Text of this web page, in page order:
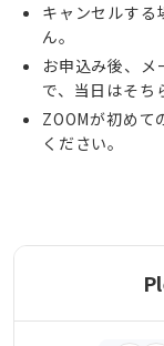
キャンセルする
ん。
お申込み後、
で、当日はそち
ZOOMが初めて
ください。